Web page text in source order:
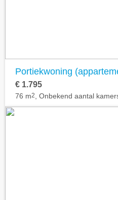
Portiekwoning
€ 1.795
76 m2 , Onbekend aantal